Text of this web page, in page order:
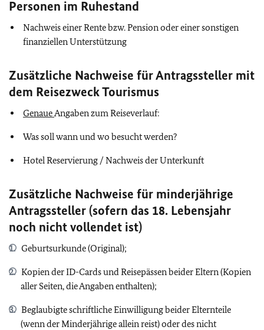
Personen im Ruhestand
Nachweis einer Rente bzw. Pension oder einer sonstigen
finanziellen Unterstützung
Zusätzliche Nachweise für Antragssteller mit
dem Reisezweck Tourismus
Genaue Angaben zum Reiseverlauf:
Was soll wann und wo besucht werden?
Hotel Reservierung / Nachweis der Unterkunft
Zusätzliche Nachweise für minderjährige
Antragssteller (sofern das 18. Lebensjahr
noch nicht vollendet ist)
Geburtsurkunde (Original);
Kopien der ID-Cards und Reisepässen beider Eltern (Kopien
aller Seiten, die Angaben enthalten);
Beglaubigte schriftliche Einwilligung beider Elternteile
(wenn der Minderjährige allein reist) oder des nicht